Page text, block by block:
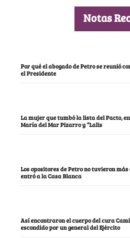
Notas
Por qué el abogado de Petro se reunió
el Presidente
La mujer que tumbó la lista del Pacto,
María del Mar Pizarro y “Lalis
Los opositores de Petro no tuvieron
entró a la Casa Blanca
Así encontraron el cuerpo del cura
escondido por un general del Ejército